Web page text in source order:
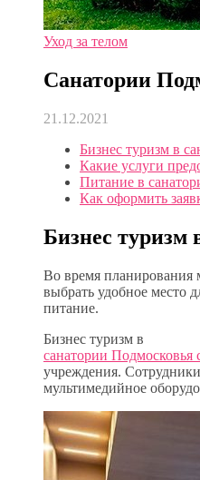
Уход за телом
Санатории
21.12.2021
Бизнес туризм в
Какие услуги
Питание в
Как оформить
Бизнес туризм
Во время планирования
выбрать удобное место
питание.
Бизнес туризм в
санатории Подмосковья
учреждения.
мультимедийное